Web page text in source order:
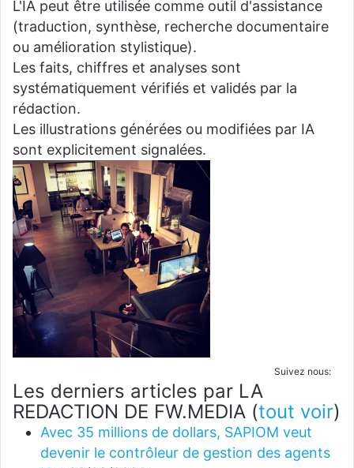
L'IA peut être utilisée comme outil d'assistance
(traduction, synthèse, recherche documentaire
ou amélioration stylistique).
Les faits, chiffres et analyses sont
systématiquement vérifiés et validés par la
rédaction.
Les illustrations générées ou modifiées par IA
sont explicitement signalées.
Suivez nous:
Les derniers articles par LA
REDACTION DE FW.MEDIA (tout voir)
Avec 35 millions de dollars, SAPIOM veut
devenir le contrôleur de gestion des agents